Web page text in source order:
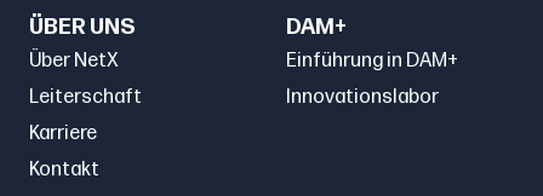
ÜBER UNS
Über NetX
Leiterschaft
Karriere
Kontakt
DAM+
Einführung in DAM+
Innovationslabor